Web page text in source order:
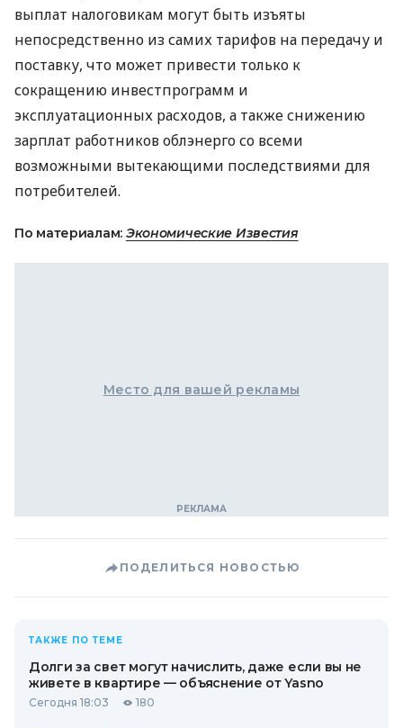
выплат налоговикам могут быть изъяты
непосредственно из самих тарифов на передачу и
поставку, что может привести только к
сокращению инвестпрограмм и
эксплуатационных расходов, а также снижению
зарплат работников облэнерго со всеми
возможными вытекающими последствиями для
потребителей.
По материалам: Экономические Известия
Место для вашей рекламы
ПОДЕЛИТЬСЯ НОВОСТЬЮ
ТАКЖЕ ПО ТЕМЕ
Долги за свет могут начислить, даже если вы не
живете в квартире — объяснение от Yasno
Сегодня 18:03 180